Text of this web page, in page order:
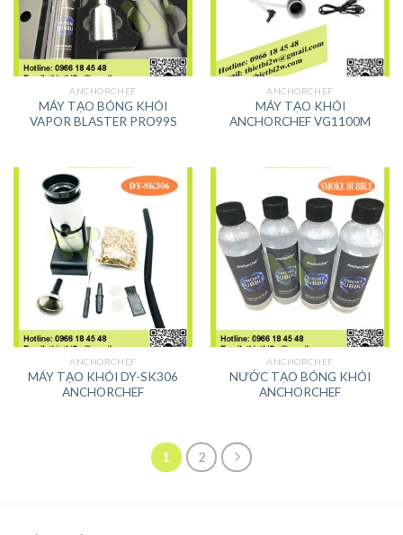
ANCHORCHEF
MÁY TẠO BÓNG KHÓI
VAPOR BLASTER PRO99S
ANCHORCHEF
MÁY TẠO KHÓI
ANCHORCHEF VG1100M
ANCHORCHEF
MÁY TẠO KHÓI DY-SK306
ANCHORCHEF
ANCHORCHEF
NƯỚC TẠO BÓNG KHÓI
ANCHORCHEF
1 2